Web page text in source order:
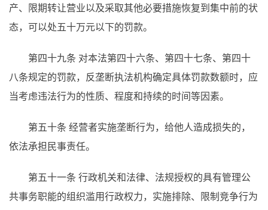
产、限期转让营业以及采取其他必要措施恢复到集中前的状
态，可以处五十万元以下的罚款。
第四十九条 对本法第四十六条、第四十七条、第四十
八条规定的罚款，反垄断执法机构确定具体罚款数额时，应
当考虑违法行为的性质、程度和持续的时间等因素。
第五十条 经营者实施垄断行为，给他人造成损失的，
依法承担民事责任。
第五十一条 行政机关和法律、法规授权的具有管理公
共事务职能的组织滥用行政权力，实施排除、限制竞争行为